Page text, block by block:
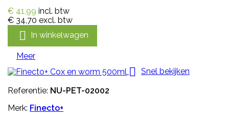
€ 41,99 incl. btw
€ 34,70 excl. btw
 In winkelwagen
Meer
 Snel bekijken
Referentie: NU-PET-02002
Merk: Finecto+